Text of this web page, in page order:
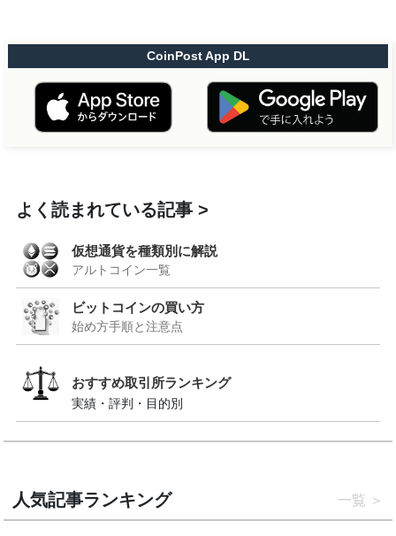
CoinPost App DL
よく読まれている記事
仮想通貨を種類別に解説
アルトコイン一覧
ビットコインの買い方
始め方手順と注意点
おすすめ取引所ランキング
実績・評判・目的別
人気記事ランキング 一覧